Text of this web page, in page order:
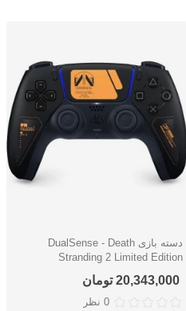
دوست داشتن
دسته بازی DualSense - Death
Stranding 2 Limited Edition
20,343,000 تومان
0 نظر